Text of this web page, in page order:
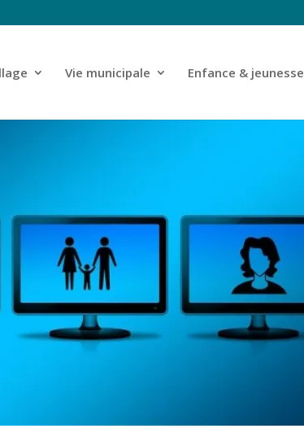
Vie municipale Enfance & jeunesse